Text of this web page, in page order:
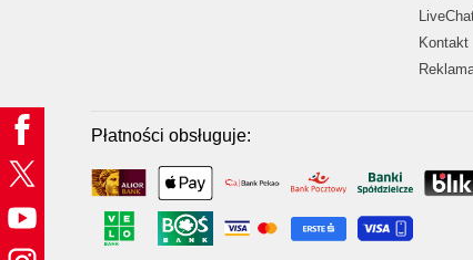
Kontakt
Płatności obsługuje: